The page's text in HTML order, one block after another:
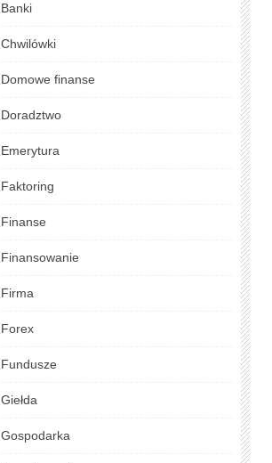
Banki
Chwilówki
Domowe finanse
Doradztwo
Emerytura
Faktoring
Finanse
Finansowanie
Firma
Forex
Fundusze
Giełda
Gospodarka